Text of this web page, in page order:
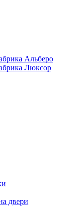
Альберо
Люксор
двери